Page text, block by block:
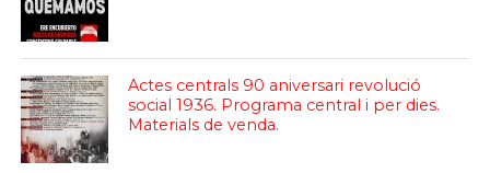
Actes centrals 90 aniversari revolució
social 1936. Programa central i per dies.
Materials de venda.